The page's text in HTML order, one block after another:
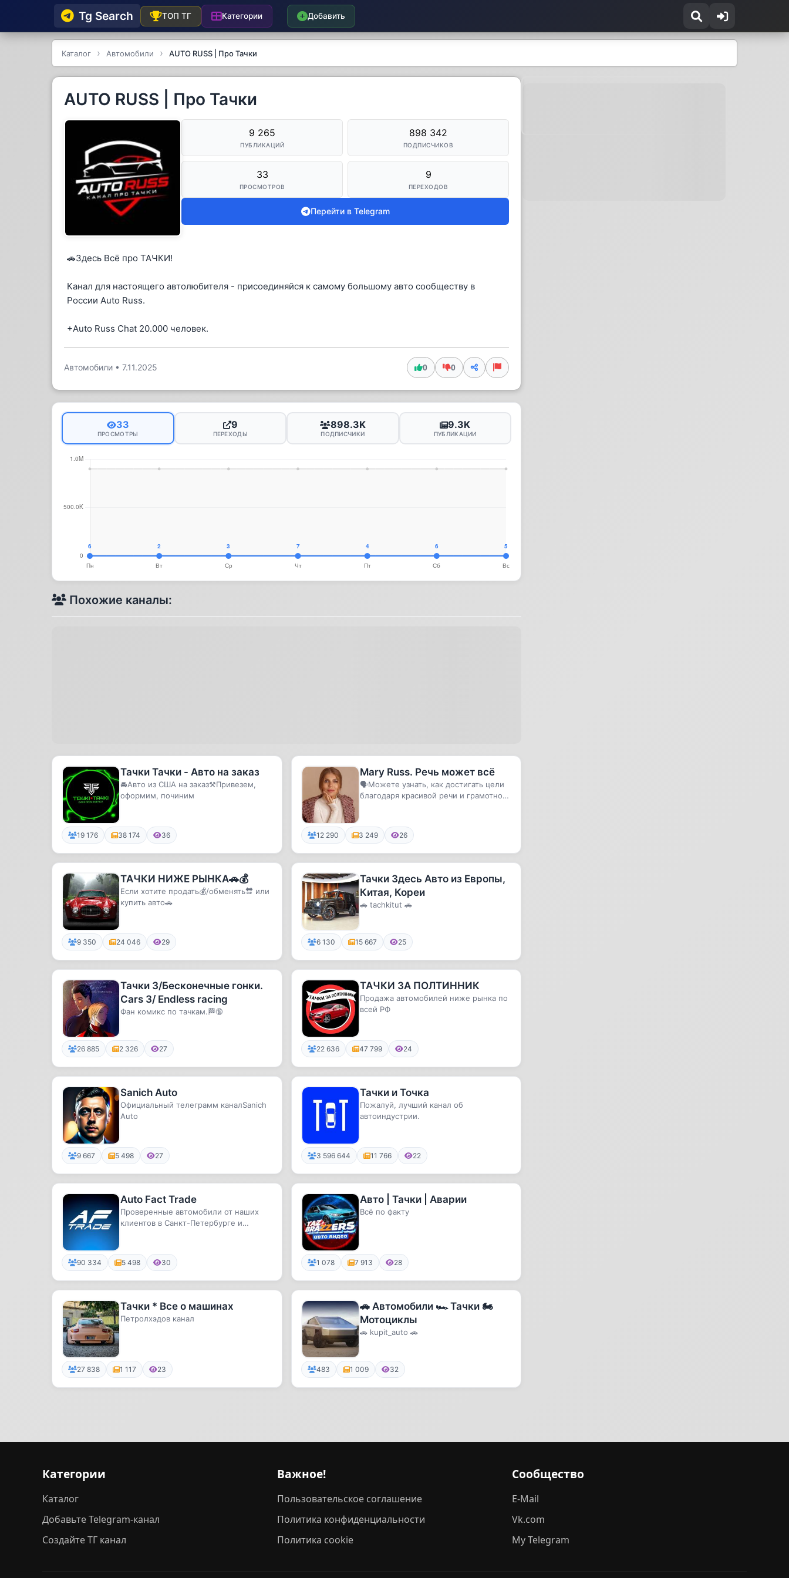
Tg Searсh ТОП ТГ Категории Добавить
Каталог Автомобили AUTO RUSS | Про Тачки
AUTO RUSS | Про Тачки
9 265
ПУБЛИКАЦИЙ
898 342
ПОДПИСЧИКОВ
33
ПРОСМОТРОВ
9
ПЕРЕХОДОВ
Перейти в Telegram
🚗Здесь Всё про ТАЧКИ!
Канал для настоящего автолюбителя - присоединяйся к самому большому авто сообществу в
России Auto Russ.
+Auto Russ Chat 20.000 человек.
Автомобили • 7.11.2025 0 0
33
ПРОСМОТРЫ
9
ПЕРЕХОДЫ
898.3K
ПОДПИСЧИКИ
9.3K
ПУБЛИКАЦИИ
Похожие каналы:
Тачки Тачки - Авто на заказ
🚘Авто из США на заказ⚒️Привезем,
оформим, починим
19 176 38 174 36
Mary Russ. Речь может всё
🗣️Можете узнать, как достигать цели
благодаря красивой речи и грамотной
12 290 3 249 26
ТАЧКИ НИЖЕ РЫНКА🚗💰
Если хотите продать💰/обменять🔛 или
купить авто🚗
9 350 24 046 29
Тачки Здесь Авто из Европы,
Китая, Кореи
🚗 tachkitut 🚗
6 130 15 667 25
Тачки 3/Бесконечные гонки.
Cars 3/ Endless racing
Фан комикс по тачкам.🏁🔞
26 885 2 326 27
ТАЧКИ ЗА ПОЛТИННИК
Продажа автомобилей ниже рынка по
всей РФ
22 636 47 799 24
Sanich Auto
Официальный телеграмм каналSanich
Auto
9 667 5 498 27
Тачки и Точка
Пожалуй, лучший канал об
автоиндустрии.
3 596 644 11 766 22
Auto Fact Trade
Проверенные автомобили от наших
клиентов в Санкт-Петербурге и
90 334 5 498 30
Авто | Тачки | Аварии
Вcё по фaкту
1 078 7 913 28
Тачки * Все о машинах
Петролхэдов канал
27 838 1 117 23
🚗 Автомобили 🏎 Тачки 🏍
Мотоциклы
🚗 kupit_auto 🚗
483 1 009 32
Категории
Каталог
Добавьте Telegram-канал
Создайте ТГ канал
Важное!
Пользовательское соглашение
Политика конфиденциальности
Политика cookie
Сообщество
E-Mail
Vk.com
My Telegram